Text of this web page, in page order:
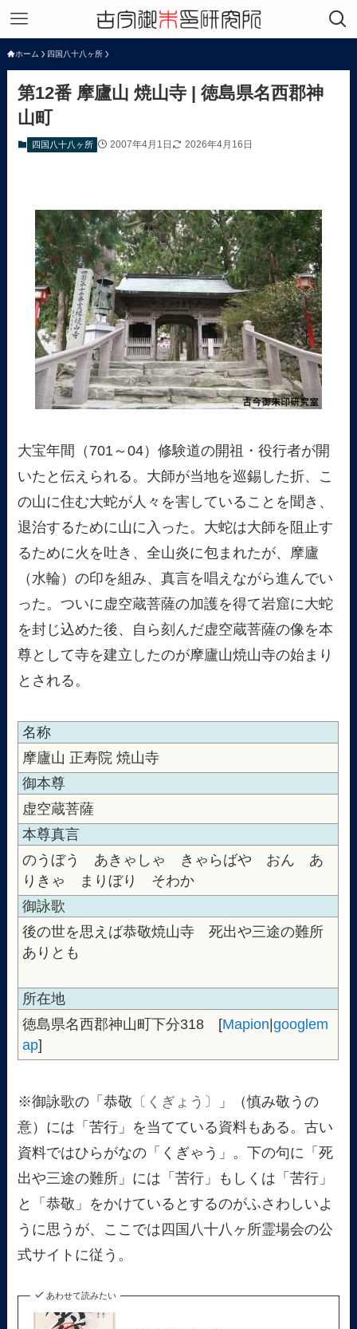
ホーム 四国八十八ヶ所
第12番 摩廬山 焼山寺 | 徳島県名西郡神
山町
四国八十八ヶ所 2007年4月1日 2026年4月16日
大宝年間（701～04）修験道の開祖・役行者が開
いたと伝えられる。大師が当地を巡錫した折、こ
の山に住む大蛇が人々を害していることを聞き、
退治するために山に入った。大蛇は大師を阻止す
るために火を吐き、全山炎に包まれたが、摩廬
（水輪）の印を組み、真言を唱えながら進んでい
った。ついに虚空蔵菩薩の加護を得て岩窟に大蛇
を封じ込めた後、自ら刻んだ虚空蔵菩薩の像を本
尊として寺を建立したのが摩廬山焼山寺の始まり
とされる。
名称
摩廬山 正寿院 焼山寺
御本尊
虚空蔵菩薩
本尊真言
のうぼう あきゃしゃ きゃらばや おん あ
りきゃ まりぼり そわか
御詠歌
後の世を思えば恭敬焼山寺 死出や三途の難所
ありとも
所在地
徳島県名西郡神山町下分318 [Mapion|googlem
ap]
※御詠歌の「恭敬 〔くぎょう〕
」（慎み敬うの
意）には「苦行」を当てている資料もある。古い
資料ではひらがなの「くぎゃう」。下の句に「死
出や三途の難所」には「苦行」もしくは「苦行」
と「恭敬」をかけているとするのがふさわしいよ
うに思うが、ここでは四国八十八ヶ所霊場会の公
式サイトに従う。
あわせて読みたい